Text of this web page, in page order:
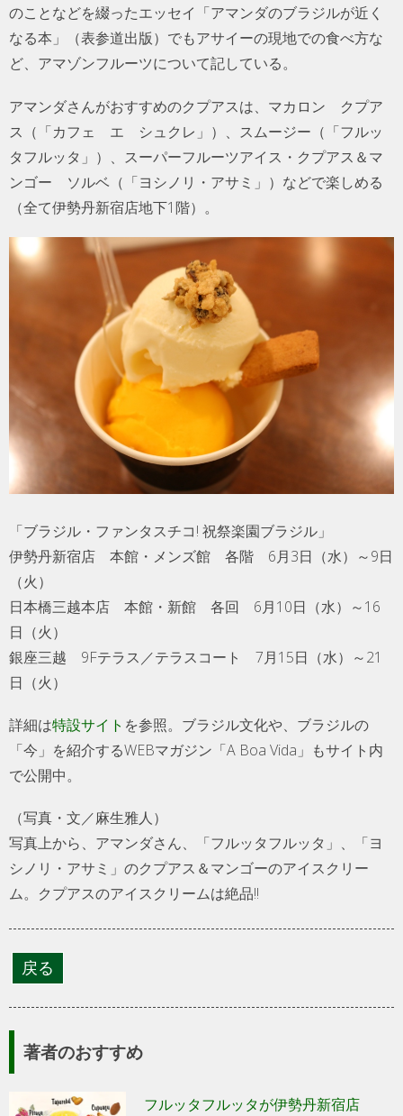
のことなどを綴ったエッセイ「アマンダのブラジルが近く
なる本」（表参道出版）でもアサイーの現地での食べ方な
ど、アマゾンフルーツについて記している。
アマンダさんがおすすめのクプアスは、マカロン クプア
ス（「カフェ エ シュクレ」）、スムージー（「フルッ
タフルッタ」）、スーパーフルーツアイス・クプアス＆マ
ンゴー ソルベ（「ヨシノリ・アサミ」）などで楽しめる
（全て伊勢丹新宿店地下1階）。
「ブラジル・ファンタスチコ! 祝祭楽園ブラジル」
伊勢丹新宿店 本館・メンズ館 各階 6月3日（水）～9日
（火）
日本橋三越本店 本館・新館 各回 6月10日（水）～16
日（火）
銀座三越 9Fテラス／テラスコート 7月15日（水）～21
日（火）
詳細は特設サイト を参照。ブラジル文化や、ブラジルの
「今」を紹介するWEBマガジン「A Boa Vida」もサイト内
で公開中。
（写真・文／麻生雅人）
写真上から、アマンダさん、「フルッタフルッタ」、「ヨ
シノリ・アサミ」のクプアス＆マンゴーのアイスクリー
ム。クプアスのアイスクリームは絶品!!
著者のおすすめ
フルッタフルッタが伊勢丹新宿店